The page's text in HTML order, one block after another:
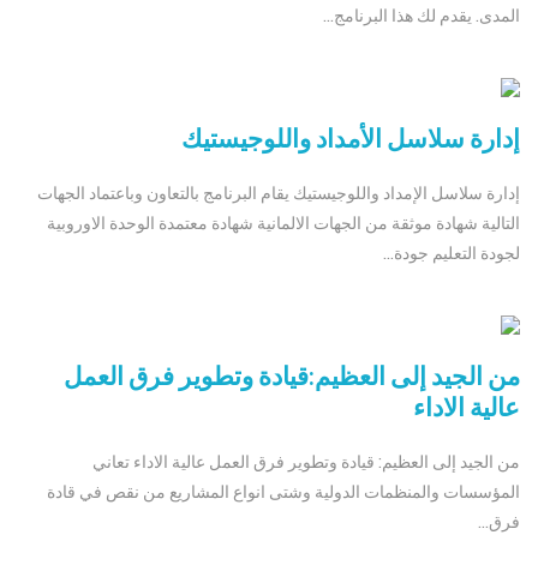
المدى. يقدم لك هذا البرنامج...
إدارة سلاسل الأمداد واللوجيستيك
إدارة سلاسل الإمداد واللوجيستيك يقام البرنامج بالتعاون وباعتماد الجهات
التالية شهادة موثقة من الجهات الالمانية شهادة معتمدة الوحدة الاوروبية
لجودة التعليم جودة...
من الجيد إلى العظيم:قيادة وتطوير فرق العمل
عالية الاداء
من الجيد إلى العظيم: قيادة وتطوير فرق العمل عالية الاداء تعاني
المؤسسات والمنظمات الدولية وشتى انواع المشاريع من نقص في قادة
فرق...